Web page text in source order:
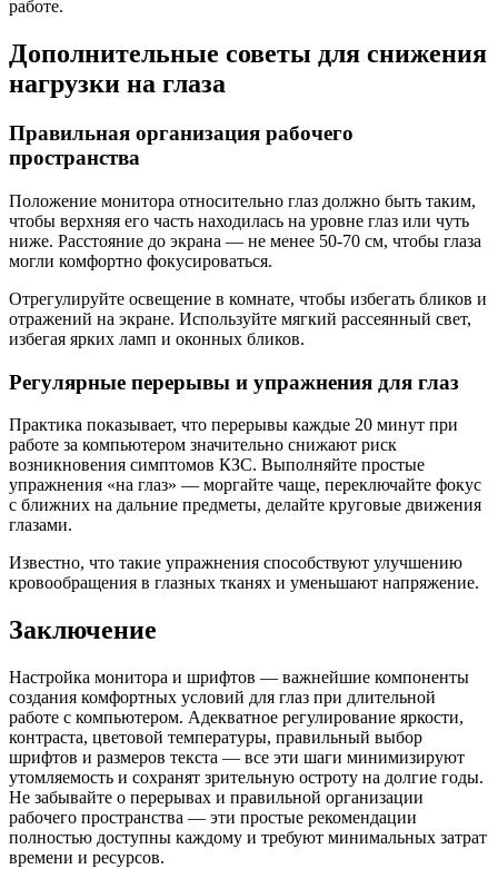
работе.
Дополнительные советы для снижения
нагрузки на глаза
Правильная организация рабочего
пространства
Положение монитора относительно глаз должно быть таким,
чтобы верхняя его часть находилась на уровне глаз или чуть
ниже. Расстояние до экрана — не менее 50-70 см, чтобы глаза
могли комфортно фокусироваться.
Отрегулируйте освещение в комнате, чтобы избегать бликов и
отражений на экране. Используйте мягкий рассеянный свет,
избегая ярких ламп и оконных бликов.
Регулярные перерывы и упражнения для глаз
Практика показывает, что перерывы каждые 20 минут при
работе за компьютером значительно снижают риск
возникновения симптомов КЗС. Выполняйте простые
упражнения «на глаз» — моргайте чаще, переключайте фокус
с ближних на дальние предметы, делайте круговые движения
глазами.
Известно, что такие упражнения способствуют улучшению
кровообращения в глазных тканях и уменьшают напряжение.
Заключение
Настройка монитора и шрифтов — важнейшие компоненты
создания комфортных условий для глаз при длительной
работе с компьютером. Адекватное регулирование яркости,
контраста, цветовой температуры, правильный выбор
шрифтов и размеров текста — все эти шаги минимизируют
утомляемость и сохранят зрительную остроту на долгие годы.
Не забывайте о перерывах и правильной организации
рабочего пространства — эти простые рекомендации
полностью доступны каждому и требуют минимальных затрат
времени и ресурсов.